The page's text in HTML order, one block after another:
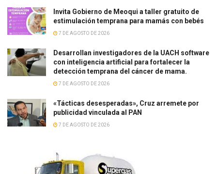
Invita Gobierno de Meoqui a taller gratuito de
estimulación temprana para mamás con bebés
7 DE AGOSTO DE 2026
Desarrollan investigadores de la UACH software
con inteligencia artificial para fortalecer la
detección temprana del cáncer de mama.
7 DE AGOSTO DE 2026
«Tácticas desesperadas», Cruz arremete por
publicidad vinculada al PAN
7 DE AGOSTO DE 2026